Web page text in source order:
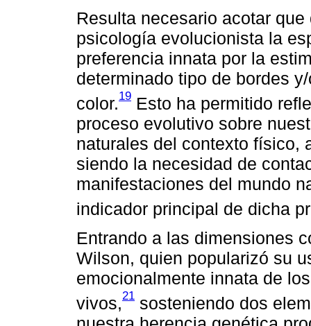
Resulta necesario acotar
psicología evolucionista la
preferencia innata por la
determinado tipo de bordes
color.19 Esto ha permitido
proceso evolutivo sobre
naturales del contexto físico,
siendo la necesidad de
manifestaciones del mundo
indicador principal de dicha
Entrando a las dimensiones
Wilson, quien popularizó su
emocionalmente innata de
vivos,21 sosteniendo dos